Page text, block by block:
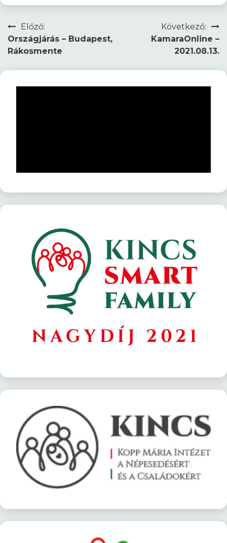
Bejegyzés
navigáció
Előző:
Országjárás – Budapest,
Rákosmente
Következő:
KamaraOnline –
2021.08.13.